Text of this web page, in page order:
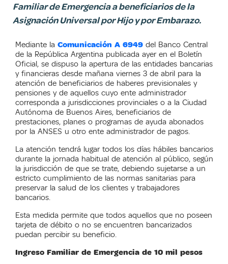
Familiar de Emergencia a beneficiarios de la
Asignación Universal por Hijo y por Embarazo.
Mediante la Comunicación A 6949 del Banco Central
de la República Argentina publicada ayer en el Boletín
Oficial, se dispuso la apertura de las entidades bancarias
y financieras desde mañana viernes 3 de abril para la
atención de beneficiarios de haberes previsionales y
pensiones y de aquellos cuyo ente administrador
corresponda a jurisdicciones provinciales o a la Ciudad
Autónoma de Buenos Aires, beneficiarios de
prestaciones, planes o programas de ayuda abonados
por la ANSES u otro ente administrador de pagos.
La atención tendrá lugar todos los días hábiles bancarios
durante la jornada habitual de atención al público, según
la jurisdicción de que se trate, debiendo sujetarse a un
estricto cumplimiento de las normas sanitarias para
preservar la salud de los clientes y trabajadores
bancarios.
Esta medida permite que todos aquellos que no poseen
tarjeta de débito o no se encuentren bancarizados
puedan percibir su beneficio.
Ingreso Familiar de Emergencia de 10 mil pesos